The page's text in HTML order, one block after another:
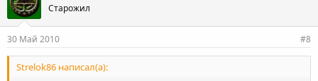
Старожил
30 Май 2010 #8
Strelok86 написал(а):